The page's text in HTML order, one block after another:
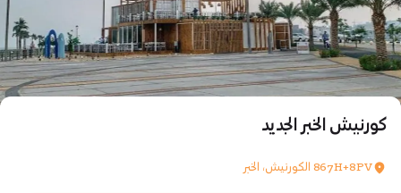
كورنيش الخبر الجديد
867H+8PV الكورنيش، الخبر